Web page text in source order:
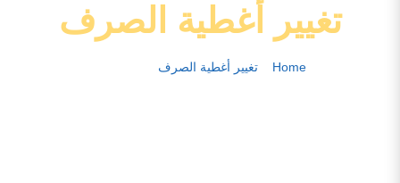
تغيير أغطية الصرف
Home تغيير أغطية الصرف